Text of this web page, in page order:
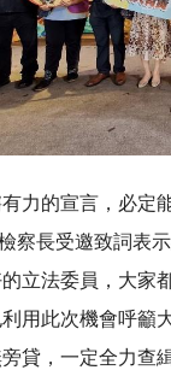
力的宣言，必定
長受邀致詞表示
立法委員，大家
用此次機會呼籲
貸，一定全力查